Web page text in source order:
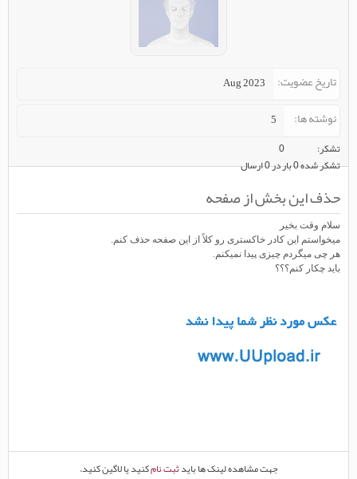
تاریخ عضویت Aug 2023
نوشته ها 5
تشکر
0
تشکر شده 0 بار در 0 ارسال
حذف این بخش از صفحه
سلام وقت بخیر
میخواستم این کادر خاکستری رو کلاً از این صفحه حذف کنم.
هر چی میگردم چیزی پیدا نمیکنم.
باید چکار کنم؟؟؟
جهت مشاهده لینک ها بایدثبت نامکنید یا لاگین کنید.